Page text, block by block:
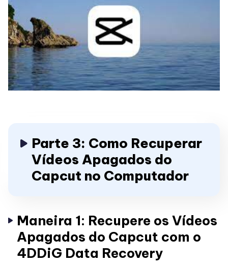
Parte 3: Como Recuperar
Vídeos Apagados do
Capcut no Computador
Maneira 1: Recupere os Vídeos
Apagados do Capcut com o
4DDiG Data Recovery